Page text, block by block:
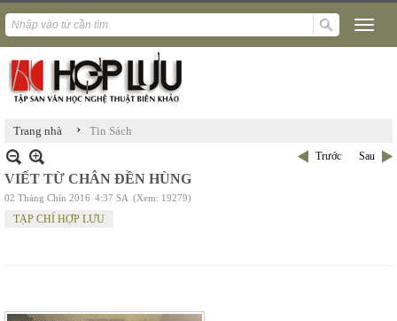
Trang nhà › Tin Sách
Trước Sau
VIẾT TỪ CHÂN ĐỀN HÙNG
02 Tháng Chín 2016 4:37 SA (Xem: 19279)
TẠP CHÍ HỢP LƯU